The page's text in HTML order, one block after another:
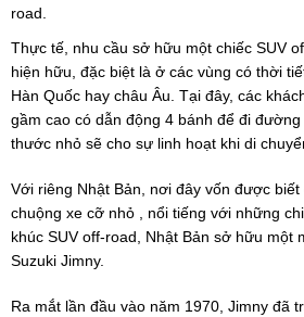
road.
Thực tế, nhu cầu sở hữu một chiếc SUV
hiện hữu, đặc biệt là ở các vùng có thời
Hàn Quốc hay châu Âu. Tại đây, các
gầm cao có dẫn động 4 bánh để đi
thước nhỏ sẽ cho sự linh hoạt khi di
Với riêng Nhật Bản, nơi đây vốn được
chuộng xe cỡ nhỏ , nổi tiếng với những
khúc SUV off-road, Nhật Bản sở hữu một
Suzuki Jimny.
Ra mắt lần đầu vào năm 1970, Jimny đã